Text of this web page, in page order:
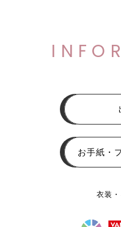
お手紙・
衣装